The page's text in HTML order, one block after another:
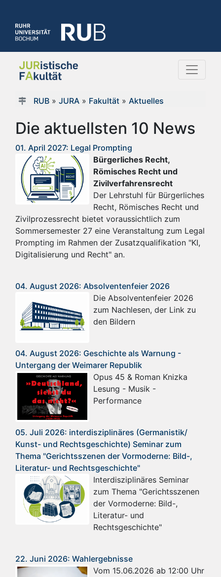
RUB» JURA» Fakultät» Aktuelles
Die aktuellsten 10 News
01. April 2027: Legal Prompting
Bürgerliches Recht,
Römisches Recht und
Zivilverfahrensrecht
Der Lehrstuhl für Bürgerliches
Recht, Römisches Recht und
Zivilprozessrecht bietet voraussichtlich zum
Sommersemester 27 eine Veranstaltung zum Legal
Prompting im Rahmen der Zusatzqualifikation "KI,
Digitalisierung und Recht" an.
04. August 2026: Absolventenfeier 2026
Die Absolventenfeier 2026
zum Nachlesen, der Link zu
den Bildern
04. August 2026: Geschichte als Warnung -
Untergang der Weimarer Republik
Opus 45 & Roman Knizka
Lesung - Musik -
Performance
05. Juli 2026: interdisziplinäres (Germanistik/
Kunst- und Rechtsgeschichte) Seminar zum
Thema "Gerichtsszenen der Vormoderne: Bild-,
Literatur- und Rechtsgeschichte"
Interdisziplinäres Seminar
zum Thema "Gerichtsszenen
der Vormoderne: Bild-,
Literatur- und
Rechtsgeschichte"
22. Juni 2026: Wahlergebnisse
Vom 15.06.2026 ab 12:00 Uhr